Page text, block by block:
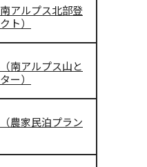
ルプス北部登
ト）
アルプス山と
ー）
家民泊プラン